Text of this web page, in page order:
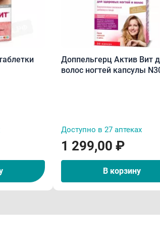
Доппельгерц Актив Вит
волос ногтей капсулы
Доступно в 27 аптеках
1 299,00 ₽
В корзину